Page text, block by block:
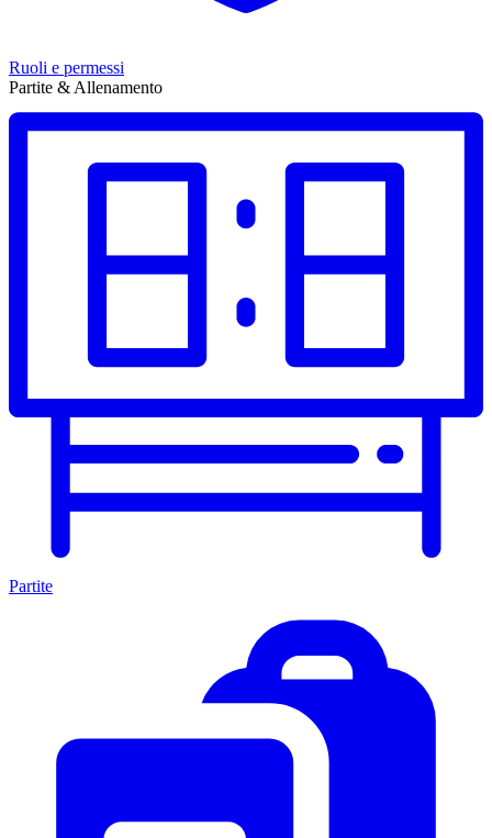
Ruoli e permessi
Partite & Allenamento
Partite